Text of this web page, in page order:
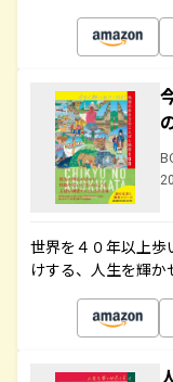
世界を４０年以上歩
けする、人生を輝